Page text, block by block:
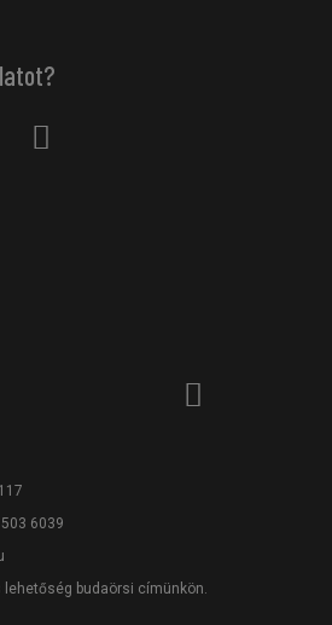
6039
budaörsi címünkön.